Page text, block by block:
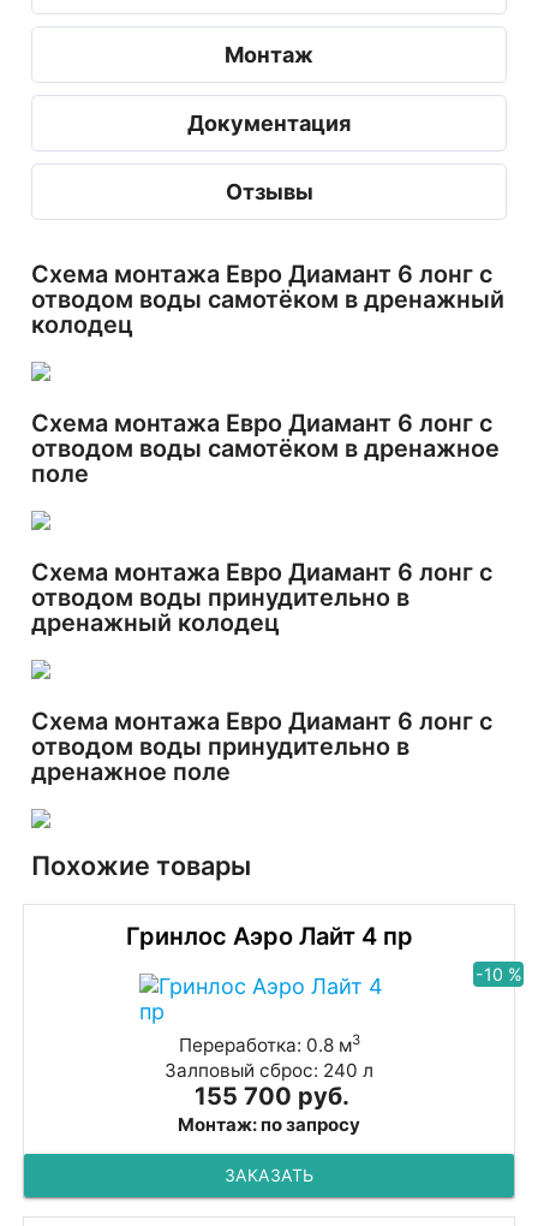
Монтаж
Документация
Отзывы
Схема монтажа Евро Диамант 6 лонг с
отводом воды самотёком в дренажный
колодец
Схема монтажа Евро Диамант 6 лонг с
отводом воды самотёком в дренажное
поле
Схема монтажа Евро Диамант 6 лонг с
отводом воды принудительно в
дренажный колодец
Схема монтажа Евро Диамант 6 лонг с
отводом воды принудительно в
дренажное поле
Похожие товары
Гринлос Аэро Лайт 4 пр
-10 %
Переработка: 0.8 м3
Залповый сброс: 240 л
155 700 руб.
Монтаж: по запросу
ЗАКАЗАТЬ